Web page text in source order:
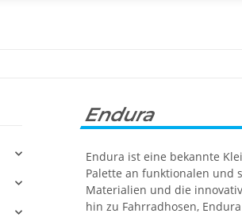
Endura
Endura ist eine bekannte
Palette an funktionalen und
Materialien und die
hin zu Fahrradhosen,